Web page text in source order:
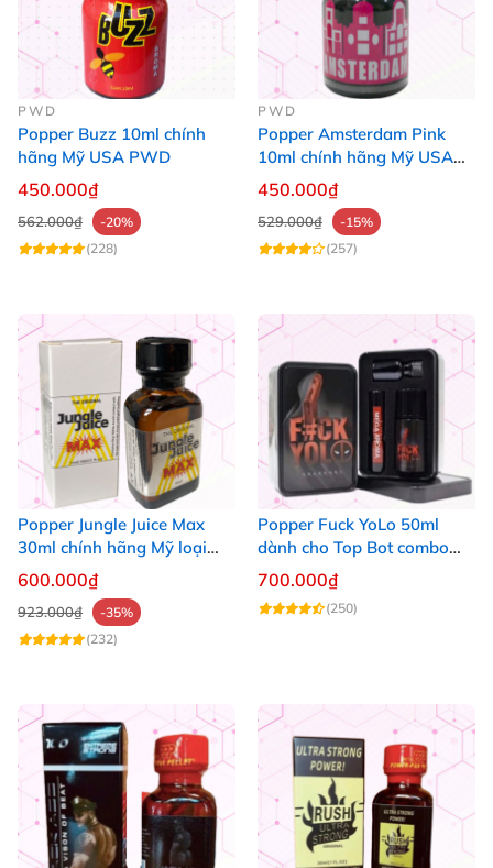
PWD
Popper Buzz 10ml chính
hãng Mỹ USA PWD
450.000₫
562.000₫
-20%
(228)
PWD
Popper Amsterdam Pink
10ml chính hãng Mỹ USA
PWD
450.000₫
529.000₫
-15%
(257)
Popper Jungle Juice Max
30ml chính hãng Mỹ loại
mạnh cho Top Bot
600.000₫
923.000₫
-35%
(232)
Popper Fuck YoLo 50ml
dành cho Top Bot combo
hộp thiếc 40ml + 10ml
700.000₫
(250)